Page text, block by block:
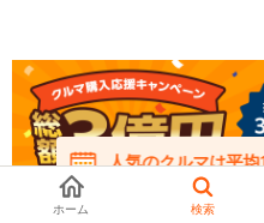
人気のクルマは平
在庫が無くなる前にお
ホーム 検索